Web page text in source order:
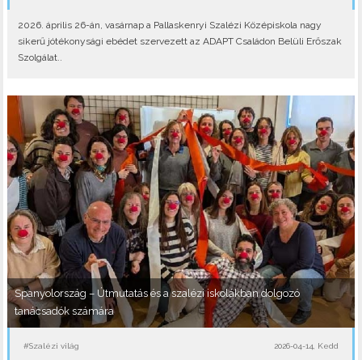
2026. április 26-án, vasárnap a Pallaskenryi Szalézi Középiskola nagy
sikerű jótékonysági ebédet szervezett az ADAPT Családon Belüli Erőszak
Szolgálat..
Spanyolország – Útmutatás és a szalézi iskolákban dolgozó
tanácsadók számára
#Szalézi világ 2026-04-14, Kedd